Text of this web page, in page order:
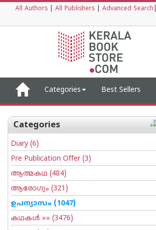
All Authors All Publishers Advanced Search
Categories Best Sellers
Categories
Diary (6)
Pre Publication Offer(3)
ആത്മകഥ (484)
ആരോഗ്യം (321)
ഉപന്യാസം (1047)
കഥകള്‍ »» (3476)